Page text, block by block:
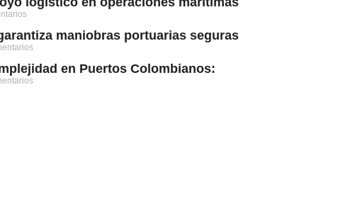
maniobras portuarias seguras
en Puertos Colombianos: